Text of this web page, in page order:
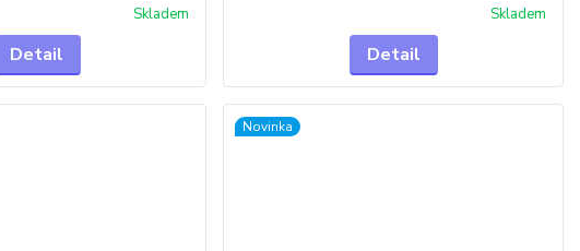
Skladem
Detail
Skladem
Detail
Novinka